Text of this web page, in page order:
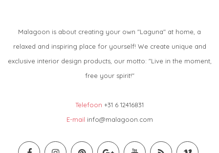
Malagoon is about creating your own "Laguna" at home, a
relaxed and inspiring place for yourself! We create unique and
exclusive interior design products, our motto: "Live in the moment,
free your spirit!"
Telefoon +31 6 12416831
E-mail info@malagoon.com